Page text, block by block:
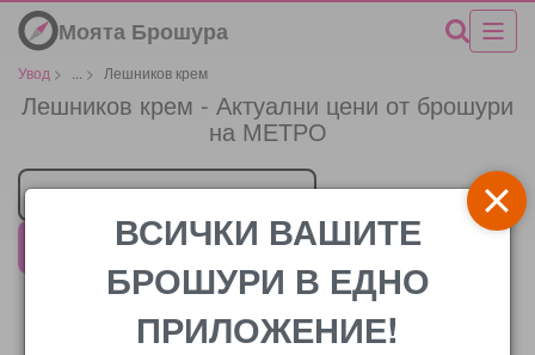
Моята Брошура
Увод > > Лешников крем
Лешников крем - Актуални цени от брошури
на МЕТРО
Търговец
ВСИЧКИ ВАШИТЕ
БРОШУРИ В ЕДНО
ПРИЛОЖЕНИЕ!